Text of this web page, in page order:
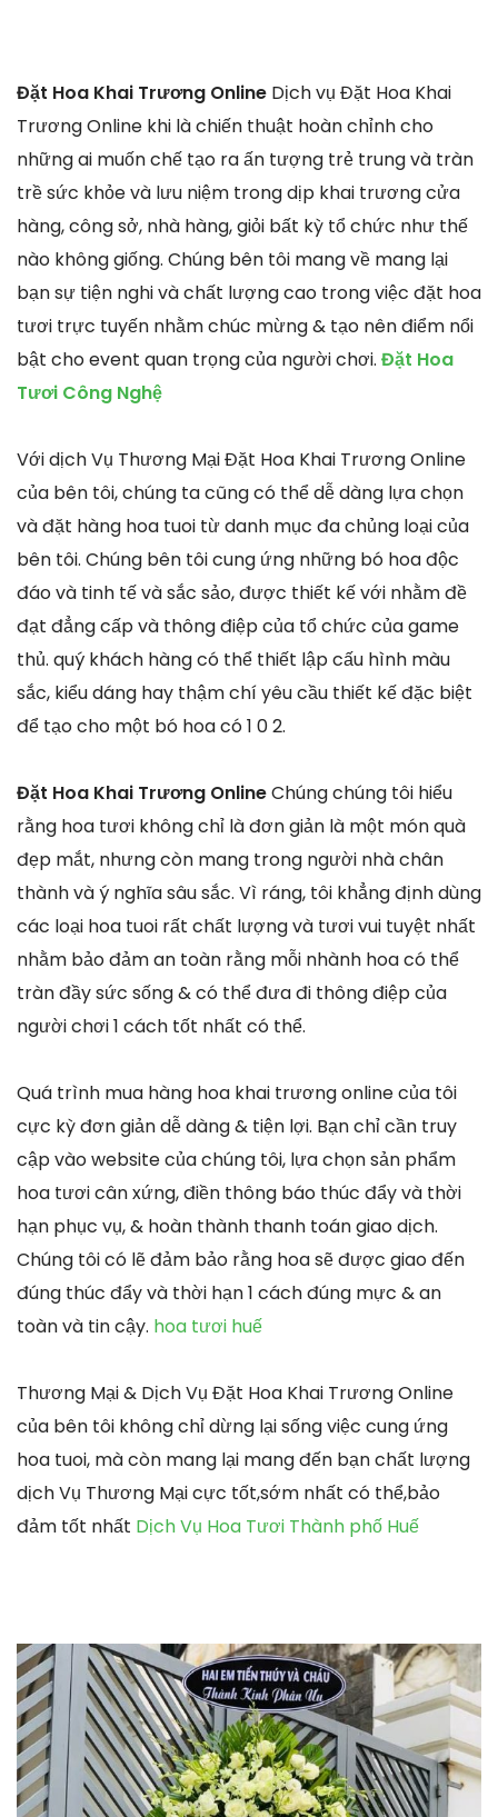
Đặt Hoa Khai Trương Online Dịch vụ Đặt Hoa Khai
Trương Online khi là chiến thuật hoàn chỉnh cho
những ai muốn chế tạo ra ấn tượng trẻ trung và tràn
trề sức khỏe và lưu niệm trong dịp khai trương cửa
hàng, công sở, nhà hàng, giỏi bất kỳ tổ chức như thế
nào không giống. Chúng bên tôi mang về mang lại
bạn sự tiện nghi và chất lượng cao trong việc đặt hoa
tươi trực tuyến nhằm chúc mừng & tạo nên điểm nổi
bật cho event quan trọng của người chơi. Đặt Hoa
Tươi Công Nghệ
Với dịch Vụ Thương Mại Đặt Hoa Khai Trương Online
của bên tôi, chúng ta cũng có thể dễ dàng lựa chọn
và đặt hàng hoa tuoi từ danh mục đa chủng loại của
bên tôi. Chúng bên tôi cung ứng những bó hoa độc
đáo và tinh tế và sắc sảo, được thiết kế với nhằm đề
đạt đẳng cấp và thông điệp của tổ chức của game
thủ. quý khách hàng có thể thiết lập cấu hình màu
sắc, kiểu dáng hay thậm chí yêu cầu thiết kế đặc biệt
để tạo cho một bó hoa có 1 0 2.
Đặt Hoa Khai Trương OnlineChúng chúng tôi hiểu
rằng hoa tươi không chỉ là đơn giản là một món quà
đẹp mắt, nhưng còn mang trong người nhà chân
thành và ý nghĩa sâu sắc. Vì ráng, tôi khẳng định dùng
các loại hoa tuoi rất chất lượng và tươi vui tuyệt nhất
nhằm bảo đảm an toàn rằng mỗi nhành hoa có thể
tràn đầy sức sống & có thể đưa đi thông điệp của
người chơi 1 cách tốt nhất có thể.
Quá trình mua hàng hoa khai trương online của tôi
cực kỳ đơn giản dễ dàng & tiện lợi. Bạn chỉ cần truy
cập vào website của chúng tôi, lựa chọn sản phẩm
hoa tươi cân xứng, điền thông báo thúc đẩy và thời
hạn phục vụ, & hoàn thành thanh toán giao dịch.
Chúng tôi có lẽ đảm bảo rằng hoa sẽ được giao đến
đúng thúc đẩy và thời hạn 1 cách đúng mực & an
toàn và tin cậy. hoa tươi huế
Thương Mại & Dịch Vụ Đặt Hoa Khai Trương Online
của bên tôi không chỉ dừng lại sống việc cung ứng
hoa tuoi, mà còn mang lại mang đến bạn chất lượng
dịch Vụ Thương Mại cực tốt,sớm nhất có thể,bảo
đảm tốt nhất Dịch Vụ Hoa Tươi Thành phố Huế